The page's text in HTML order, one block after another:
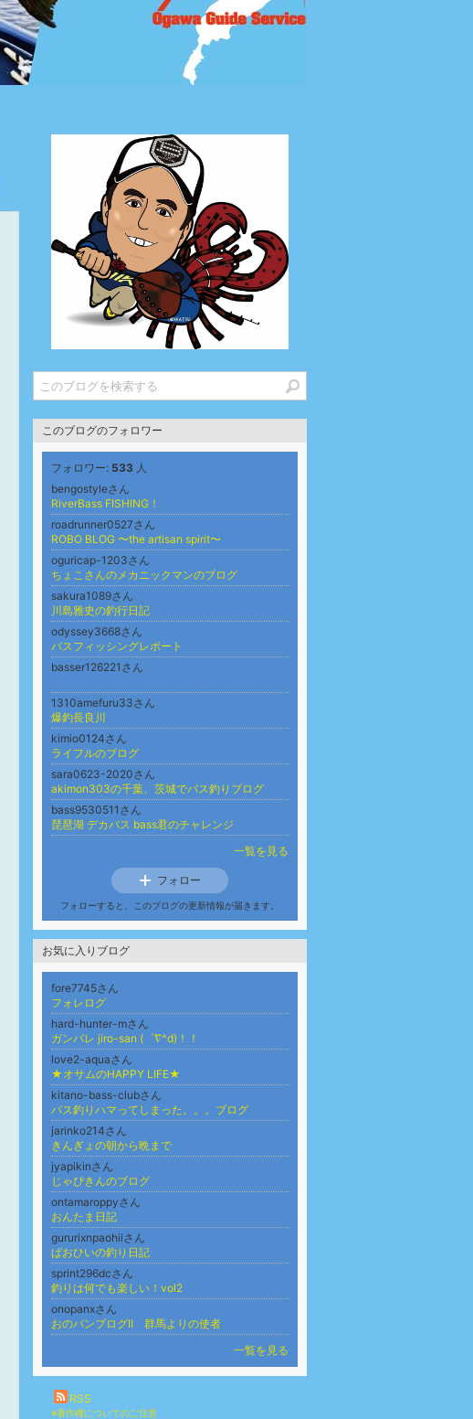
このブログのフォロワー
フォロワー: 533 人
bengostyleさん
RiverBass FISHING！
roadrunner0527さん
ROBO BLOG 〜the artisan spirit〜
oguricap-1203さん
ちょこさんのメカニックマンのブログ
sakura1089さん
川島雅史の釣行日記
odyssey3668さん
バスフィッシングレポート
basser126221さん
1310amefuru33さん
爆釣長良川
kimio0124さん
ライフルのブログ
sara0623-2020さん
akimon303の千葉、茨城でバス釣りブログ
bass9530511さん
琵琶湖 デカバス bass君のチャレンジ
一覧を見る
フォロー
フォローすると、このブログの更新情報が届きます。
お気に入りブログ
fore7745さん
フォレログ
hard-hunter-mさん
ガンバレ jiro-san (゜∇^d)！！
love2-aquaさん
★オサムのHAPPY LIFE★
kitano-bass-clubさん
バス釣りハマってしまった。。。ブログ
jarinko214さん
きんぎょの朝から晩まで
jyapikinさん
じゃぴきんのブログ
ontamaroppyさん
おんたま日記
gururixnpaohiiさん
ぱおひいの釣り日記
sprint296dcさん
釣りは何でも楽しい！vol2
onopanxさん
おのパンブログⅡ 群馬よりの使者
一覧を見る
RSS
※著作権についてのご注意